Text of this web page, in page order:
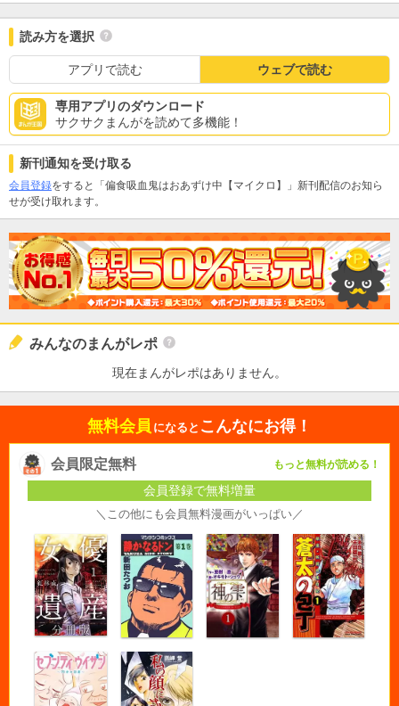
読み方を選択
アプリで読む ウェブで読む
専用アプリのダウンロード
サクサクまんがを読めて多機能！
新刊通知を受け取る
会員登録をすると「偏食吸血鬼はおあずけ中【マイクロ】」新刊配信のお知ら
せが受け取れます。
みんなのまんがレポ
現在まんがレポはありません。
無料会員 になると こんなにお得！
会員限定無料 もっと無料が読める！
会員登録で無料増量
＼この他にも会員無料漫画がいっぱい／